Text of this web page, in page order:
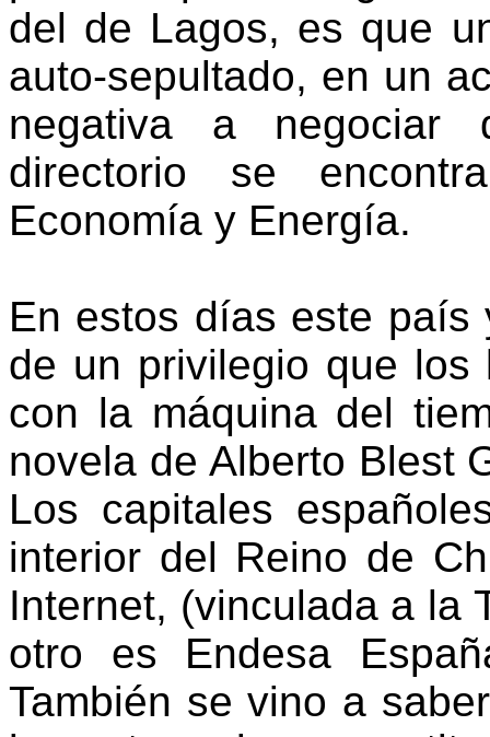
del de Lagos, es que
auto-sepultado, en un
negativa a negociar
directorio se
Economía y Energía.
En estos días este país
de un privilegio que los
con la máquina del
novela de Alberto Blest
Los capitales
interior del Reino de
Internet, (vinculada a la
otro es Endesa
También se vino a